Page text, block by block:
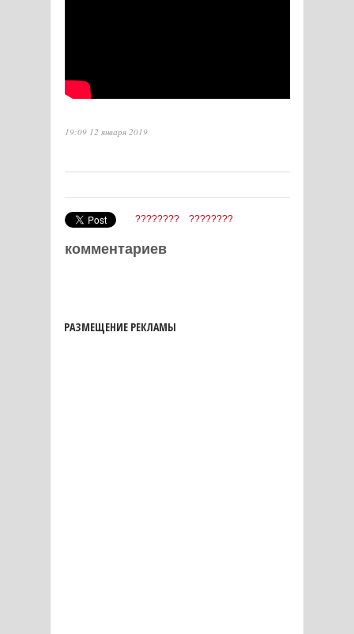
19:09 12 января 2019
???????? ????????
комментариев
РАЗМЕЩЕНИЕ РЕКЛАМЫ